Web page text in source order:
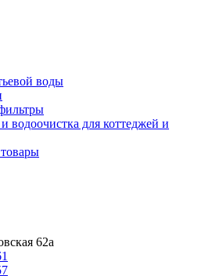
воды
водоочистка для коттеджей и
62а